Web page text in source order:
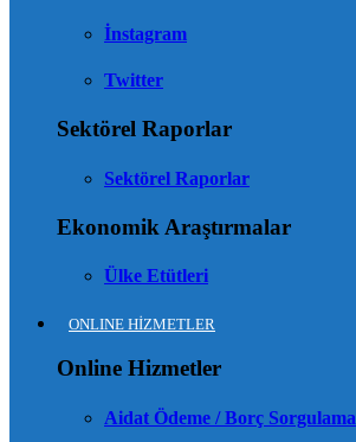
İnstagram
Twitter
Sektörel Raporlar
Sektörel Raporlar
Ekonomik Araştırmalar
Ülke Etütleri
ONLINE HİZMETLER
Online Hizmetler
Aidat Ödeme / Borç Sorgulama